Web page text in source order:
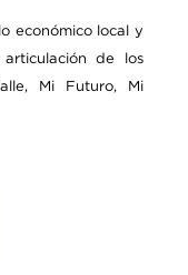
económico local y
de los
Mi Futuro, Mi